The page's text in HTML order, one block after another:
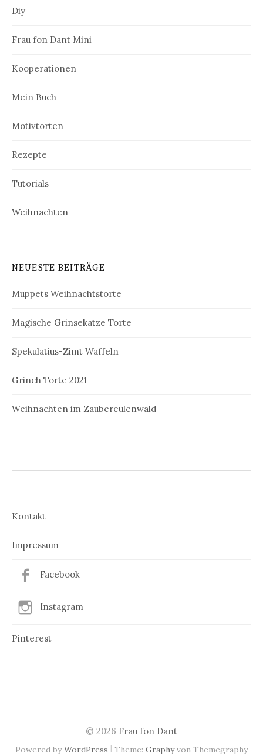
Diy
Frau fon Dant Mini
Kooperationen
Mein Buch
Motivtorten
Rezepte
Tutorials
Weihnachten
NEUESTE BEITRÄGE
Muppets Weihnachtstorte
Magische Grinsekatze Torte
Spekulatius-Zimt Waffeln
Grinch Torte 2021
Weihnachten im Zaubereulenwald
Kontakt
Impressum
Facebook
Instagram
Pinterest
© 2026 Frau fon Dant
Powered byWordPress | Theme: Graphyvon Themegraphy